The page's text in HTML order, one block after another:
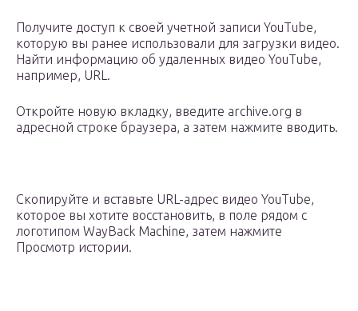
Получите доступ к своей учетной записи YouTube,
которую вы ранее использовали для загрузки видео.
Найти информацию об удаленных видео YouTube,
например, URL.
Откройте новую вкладку, введите archive.org в
адресной строке браузера, а затем нажмите вводить.
Скопируйте и вставьте URL-адрес видео YouTube,
которое вы хотите восстановить, в поле рядом с
логотипом WayBack Machine, затем нажмите
Просмотр истории.